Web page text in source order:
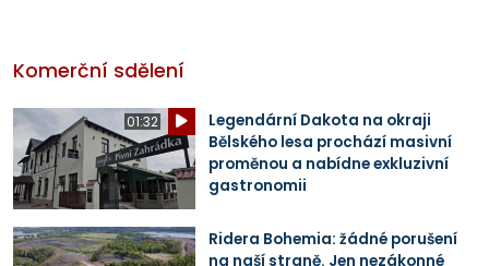
Komerční sdělení
01:32
Legendární Dakota na okraji
Bělského lesa prochází masivní
proměnou a nabídne exkluzivní
gastronomii
Ridera Bohemia: žádné porušení
na naší straně. Jen nezákonné